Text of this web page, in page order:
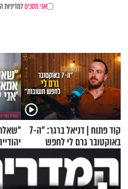
אני מסכיםלמדיניות
קוד פתוח | דניאל ברגר: "ה-7
באוקטובר גרם לי לחפש
תשובות"